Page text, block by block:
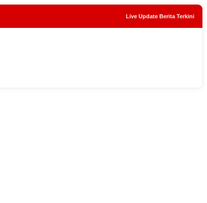
Live Update Berita Terkini